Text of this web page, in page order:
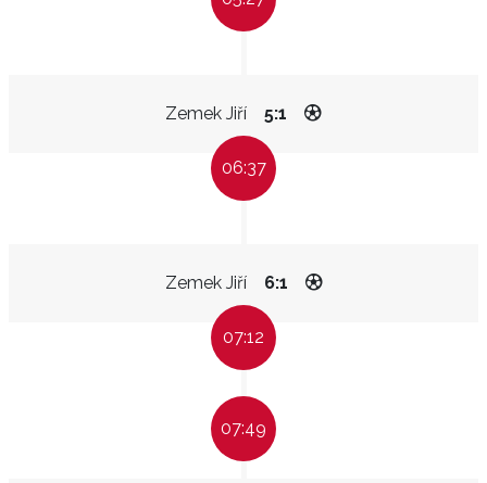
Zemek Jiří 5:1
06:37
Zemek Jiří 6:1
07:12
07:49